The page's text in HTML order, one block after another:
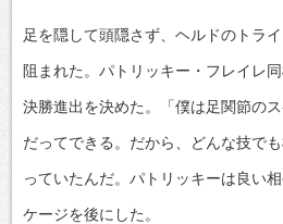
足を隠して頭隠さず、ヘルドのトラ
阻まれた。パトリッキー・フレイレ
決勝進出を決めた。「僕は足関節の
だってできる。だから、どんな技で
っていたんだ。パトリッキーは良い
ケージを後にした。